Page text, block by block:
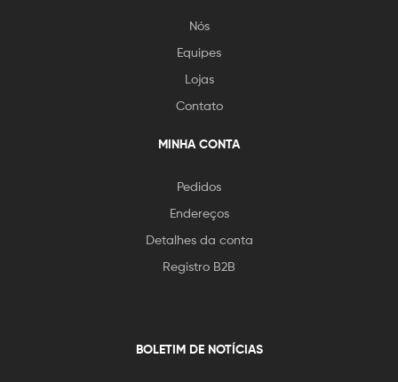
Nós
Equipes
Lojas
Contato
MINHA CONTA
Pedidos
Endereços
Detalhes da conta
Registro B2B
BOLETIM DE NOTÍCIAS